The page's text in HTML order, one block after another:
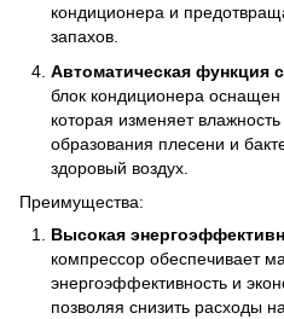
кондиционера и
запахов.
Автоматическая функция
блок кондиционера оснащен
которая изменяет
образования плесени и
здоровый воздух.
Преимущества:
Высокая
компрессор обеспечивает
энергоэффективность и
позволяя снизить расходы